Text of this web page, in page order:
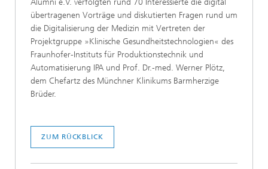
übertragenen Vorträge und diskutierten Fragen rund um
die Digitalisierung der Medizin mit Vertreten der
Projektgruppe »Klinische Gesundheitstechnologien« des
Fraunhofer-Instituts für Produktionstechnik und
Automatisierung IPA und Prof. Dr.-med. Werner Plötz,
dem Chefartz des Münchner Klinikums Barmherzige
Brüder.
ZUM RÜCKBLICK